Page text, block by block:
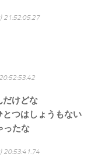
21:52:05.27
だけどな
つはしょうもない
ったな
20:53:41.74